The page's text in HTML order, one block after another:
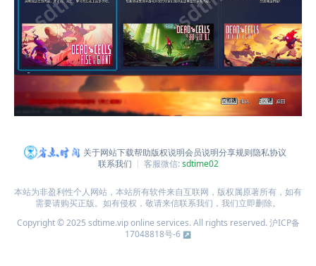
关于网站下载帮助版权说明会员说明分享规则隐私协议
联系我们
客服微信:sdtime02
本站为非盈利性个人网站，本站所有软件来自互联网，版权属原著所有，如有
需要请购买正版。如有侵权，敬请来信联系我们，我们立即删除。
Copyright © 2025 sdtime.vip online services. All rights reserved.沪ICP备
17048818号-6